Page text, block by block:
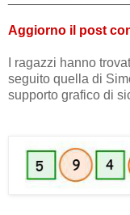
Aggiorno il post
I ragazzi hanno
seguito quella di
supporto grafico di